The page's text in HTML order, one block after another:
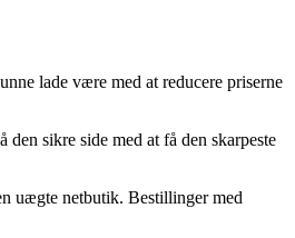
lade være med at reducere priserne
sikre side med at få den skarpeste
uægte netbutik. Bestillinger med